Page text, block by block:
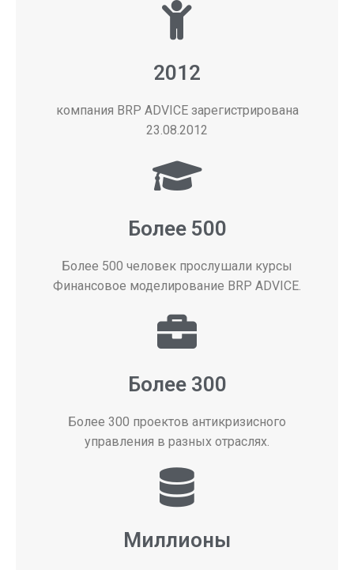
2012
компания BRP ADVICE зарегистрирована
23.08.2012
Более 500
Более 500 человек прослушали курсы
Финансовое моделирование BRP ADVICE.
Более 300
Более 300 проектов антикризисного
управления в разных отраслях.
Миллионы